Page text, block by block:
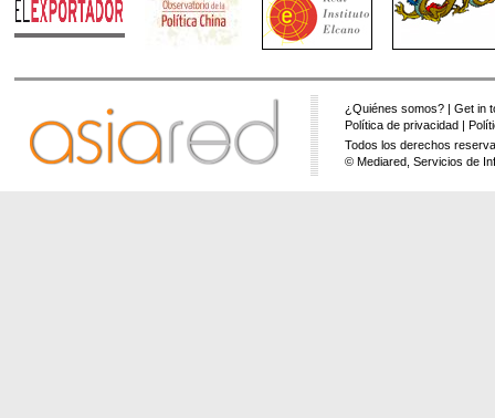
¿Quiénes somos? |Get in
Política de privacidad |
Todos los derechos
© Mediared, Servicios de